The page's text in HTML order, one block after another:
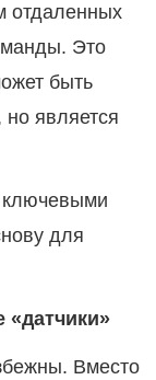
отдаленных
Это
быть
является
«датчики»
Вместо